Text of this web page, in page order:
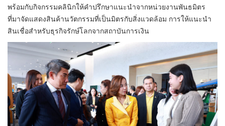
พร้อมกับกิจกรรมคลินิกให้คำปรึกษาแนะนำจากหน่วยงานพันธมิตร
ที่มาจัดแสดงสินค้านวัตกรรมที่เป็นมิตรกับสิ่งแวดล้อม การให้แนะนำ
สินเชื่อสำหรับธุรกิจรักษ์โลกจากสถาบันการเงิน